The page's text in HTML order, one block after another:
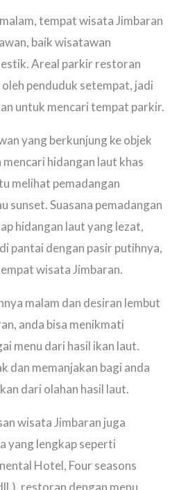
tempat wisata Jimbaran
baik wisatawan
Areal parkir restoran
penduduk setempat, jadi
untuk mencari tempat parkir.
yang berkunjung ke objek
hidangan laut khas
melihat pemadangan
sunset. Suasana pemadangan
hidangan laut yang lezat,
pantai dengan pasir putihnya,
wisata Jimbaran.
malam dan desiran lembut
anda bisa menikmati
menu dari hasil ikan laut.
dan memanjakan bagi anda
dari olahan hasil laut.
wisata Jimbaran juga
yang lengkap seperti
Hotel, Four seasons